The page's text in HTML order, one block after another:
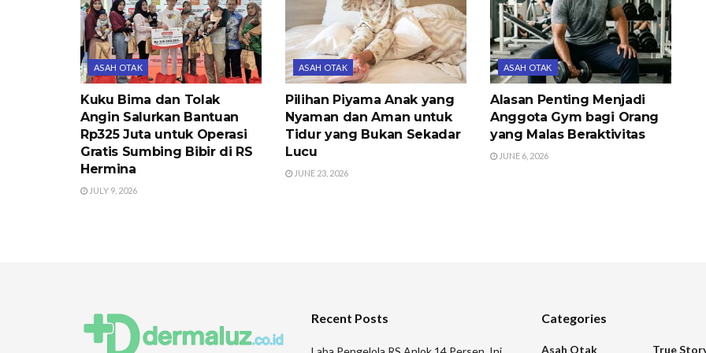
ASAH OTAK
Kuku Bima dan Tolak
Angin Salurkan Bantuan
Rp325 Juta untuk Operasi
Gratis Sumbing Bibir di RS
Hermina
JULY 9, 2026
ASAH OTAK
Pilihan Piyama Anak yang
Nyaman dan Aman untuk
Tidur yang Bukan Sekadar
Lucu
JUNE 23, 2026
ASAH OTAK
Alasan Penting Menjadi
Anggota Gym bagi Orang
yang Malas Beraktivitas
JUNE 6, 2026
Recent Posts Categories
Asah Otak True